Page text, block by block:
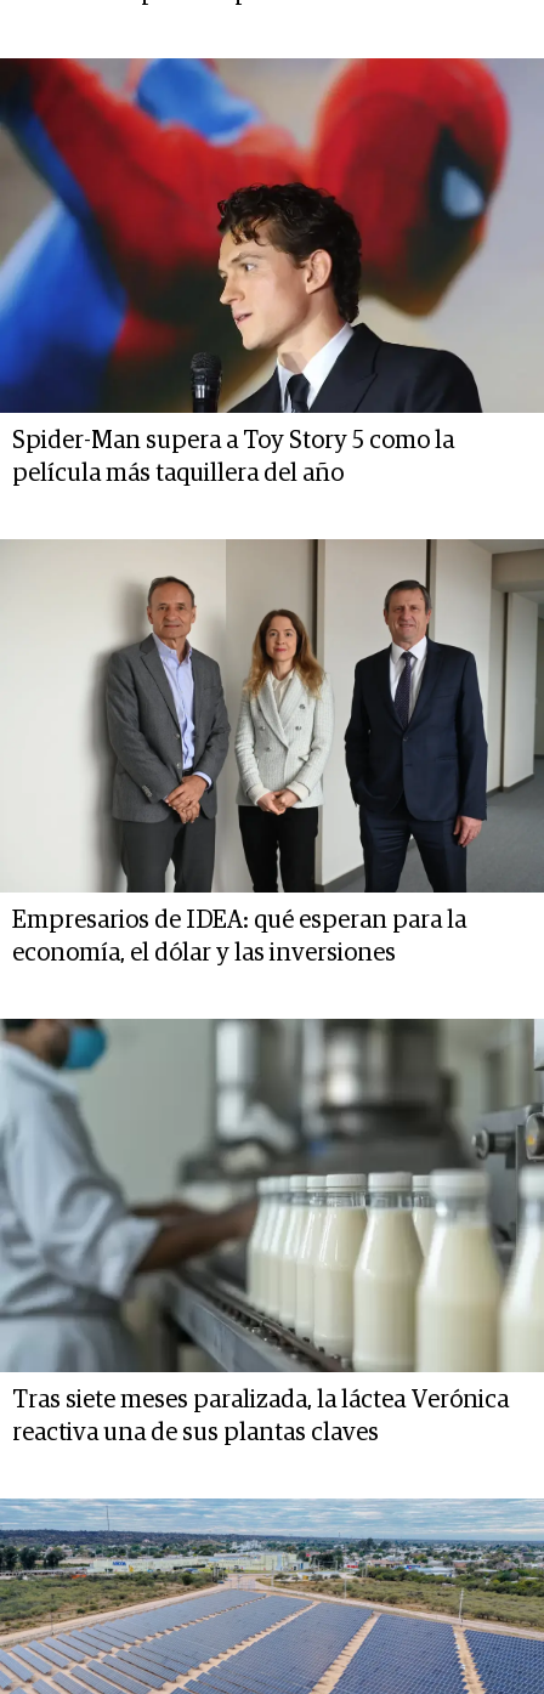
Spider-Man supera a Toy Story 5 como la
película más taquillera del año
Empresarios de IDEA: qué esperan para la
economía, el dólar y las inversiones
Tras siete meses paralizada, la láctea Verónica
reactiva una de sus plantas claves